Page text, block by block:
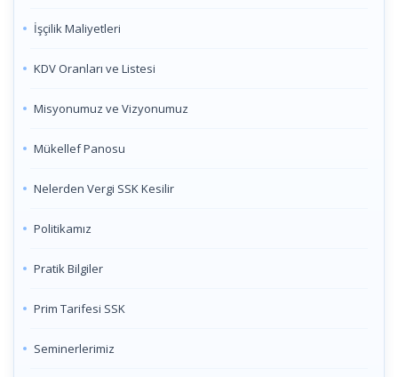
İşçilik Maliyetleri
KDV Oranları ve Listesi
Misyonumuz ve Vizyonumuz
Mükellef Panosu
Nelerden Vergi SSK Kesilir
Politikamız
Pratik Bilgiler
Prim Tarifesi SSK
Seminerlerimiz